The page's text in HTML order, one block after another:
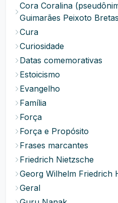
Cora Coralina
Guimarães Peixoto
Cura
Curiosidade
Datas comemorativas
Estoicismo
Evangelho
Família
Força
Força e Propósito
Frases marcantes
Friedrich Nietzsche
Georg Wilhelm Friedrich
Geral